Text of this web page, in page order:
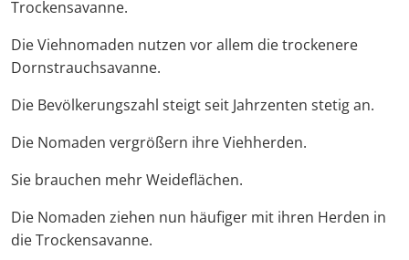
Trockensavanne.
Die Viehnomaden nutzen vor allem die trockenere
Dornstrauchsavanne.
Die Bevölkerungszahl steigt seit Jahrzenten stetig an.
Die Nomaden vergrößern ihre Viehherden.
Sie brauchen mehr Weideflächen.
Die Nomaden ziehen nun häufiger mit ihren Herden in
die Trockensavanne.